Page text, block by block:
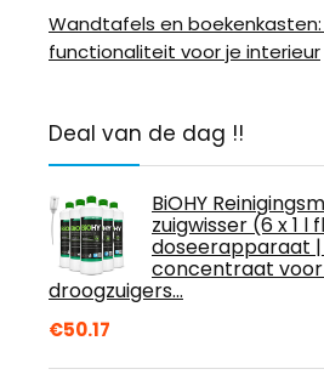
Wandtafels en boekenkasten:
functionaliteit voor je interieur
Deal van de dag !!
BiOHY
zuigwisser (6 x 1 l
doseerapparaat |
concentraat
droogzuigers…
€50.17